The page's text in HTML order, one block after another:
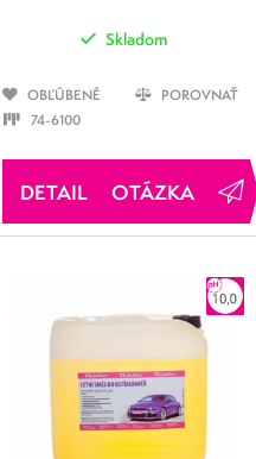
Skladom
OBĽÚBENÉ
POROVNAŤ
74-6100
OTÁZKA